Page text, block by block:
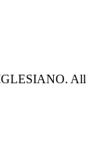
All